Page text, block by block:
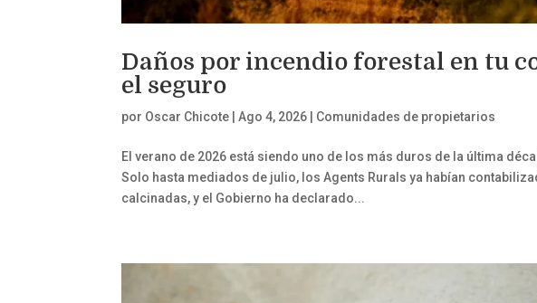
Daños por incendio forestal en tu
el seguro
por Oscar Chicote |Ago 4, 2026 | Comunidades de propietarios
El verano de 2026 está siendo uno de los más duros de la última
Solo hasta mediados de julio, los Agents Rurals ya habían
calcinadas, y el Gobierno ha declarado...